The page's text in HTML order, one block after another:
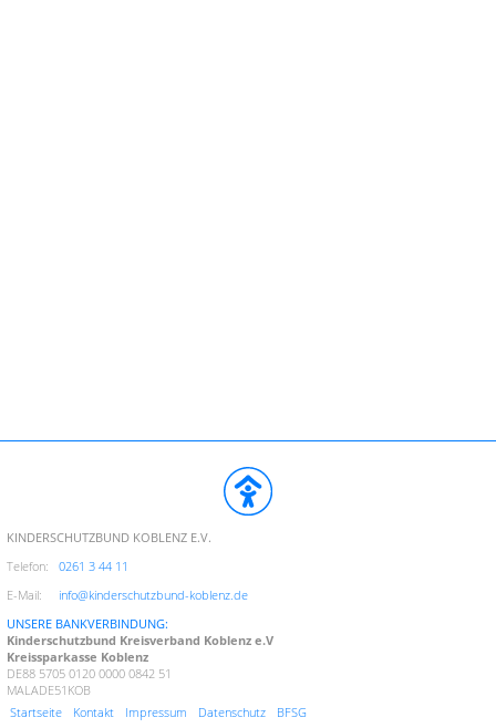
KINDERSCHUTZBUND KOBLENZ E.V.
Telefon:
0261 3 44 11
E-Mail:
info@kinderschutzbund-koblenz.de
UNSERE BANKVERBINDUNG:
Kinderschutzbund Kreisverband Koblenz e.V
Kreissparkasse Koblenz
DE88 5705 0120 0000 0842 51
MALADE51KOB
Startseite
Kontakt Impressum Datenschutz BFSG